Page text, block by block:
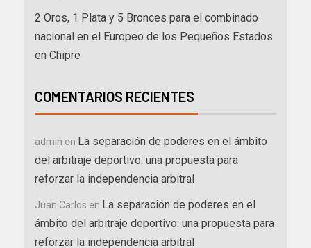
2 Oros, 1 Plata y 5 Bronces para el combinado
nacional en el Europeo de los Pequeños Estados
en Chipre
COMENTARIOS RECIENTES
admin en La separación de poderes en el ámbito
del arbitraje deportivo: una propuesta para
reforzar la independencia arbitral
Juan Carlos en La separación de poderes en el
ámbito del arbitraje deportivo: una propuesta para
reforzar la independencia arbitral